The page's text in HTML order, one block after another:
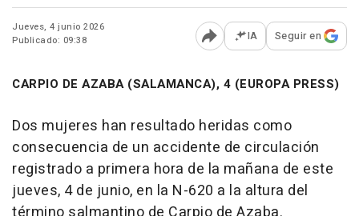
Jueves, 4 junio 2026
Publicado: 09:38
Abrir opciones para
IA Seguir en
CARPIO DE AZABA (SALAMANCA), 4 (EUROPA PRESS)
Dos mujeres han resultado heridas como
consecuencia de un accidente de circulación
registrado a primera hora de la mañana de este
jueves, 4 de junio, en la N-620 a la altura del